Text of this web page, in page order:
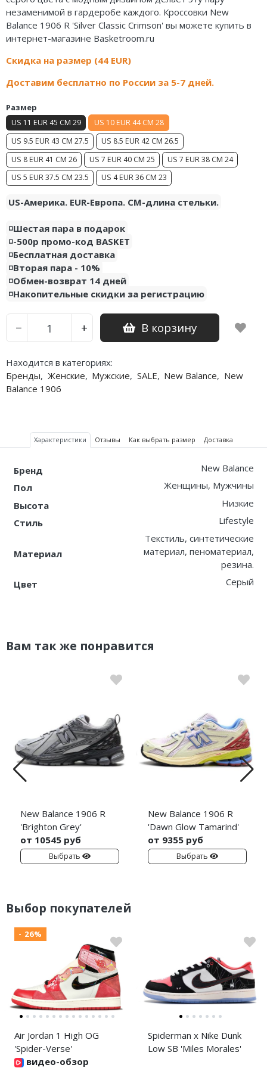
незаменимой в гардеробе каждого. Кроссовки New
Balance 1906 R 'Silver Classic Crimson' вы можете купить в
интернет-магазине Basketroom.ru
Скидка на размер (44 EUR)
Доставим бесплатно по России за 5-7 дней.
Размер
US 11 EUR 45 CM 29
US 10 EUR 44 CM 28
US 9.5 EUR 43 CM 27.5
US 8.5 EUR 42 CM 26.5
US 8 EUR 41 CM 26
US 7 EUR 40 CM 25
US 7 EUR 38 CM 24
US 5 EUR 37.5 CM 23.5
US 4 EUR 36 CM 23
US-Америка. EUR-Европа. CM-длина стельки.
◽️Шестая пара в подарок
◽️-500р промо-код BASKET
◽️Бесплатная доставка
◽️Вторая пара - 10%
◽️Обмен-возврат 14 дней
◽️Накопительные скидки за регистрацию
− + В корзину
Находится в категориях:
Бренды, Женские, Мужские, SALE, New Balance, New
Balance 1906
Характеристики Отзывы Как выбрать размер Доставка
Бренд
New Balance
Пол
Женщины, Мужчины
Высота
Низкие
Стиль
Lifestyle
Материал
Текстиль, синтетические
материал, пеноматериал,
резина.
Цвет
Серый
Вам так же понравится
New Balance 1906 R
'Brighton Grey'
от 10545 руб
Выбрать
New Balance 1906 R
'Dawn Glow Tamarind'
от 9355 руб
Выбрать
Выбор покупателей
- 26%
Air Jordan 1 High OG
'Spider-Verse'
видео-обзор
Spiderman x Nike Dunk
Low SB 'Miles Morales'
Air Jordan 5
Air Jordan 6
Air Jordan 7
Air Jordan 10
Air Jordan 11
Air Jordan 12
Air Jordan 13
Air Jordan 14
Air Jordan 23
Nike Air Deldon
Nike Sabrina
Nike A’ja
Nike ST
Nike GT
Nike Ja
Nike Book
Nike LeBron
Nike Freak
Nike KD
Nike PG
Nike Kobe
Nike Uptempo
Nike Foamposite